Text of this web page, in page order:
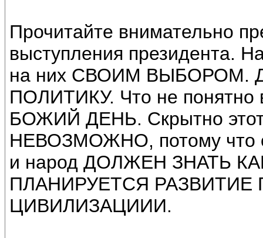
Прочитайте внимательно
выступления президента.
на них СВОИМ ВЫБОРОМ.
ПОЛИТИКУ. Что не понятно
БОЖИЙ ДЕНЬ. Скрытно этот
НЕВОЗМОЖНО, потому что
и народ ДОЛЖЕН ЗНАТЬ
ПЛАНИРУЕТСЯ РАЗВИТИЕ
ЦИВИЛИЗАЦИИИ.